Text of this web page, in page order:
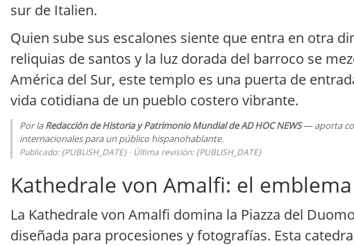
sur de Italien.
Quien sube sus escalones siente que entra en otra
reliquias de santos y la luz dorada del barroco se
América del Sur, este templo es una puerta de
vida cotidiana de un pueblo costero vibrante.
Por laRedacción de Historia y Patrimonio Mundial de AD HOC NEWS— aporta
internacionales para un público hispanohablante.
Publicado: {PUBLISH_DATE} · Última revisión: {PUBLISH_DATE}
Kathedrale von Amalfi: el
La Kathedrale von Amalfi domina la Piazza del
diseñada para procesiones y fotografías. Esta